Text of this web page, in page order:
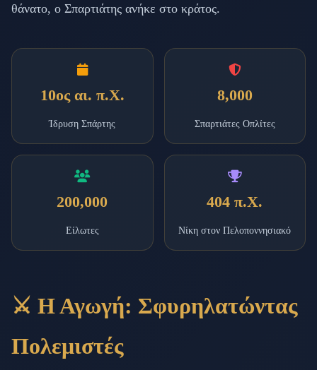
θάνατο, ο Σπαρτιάτης ανήκε στο κράτος.
10ος αι. π.Χ.
Ίδρυση Σπάρτης
8,000
Σπαρτιάτες Οπλίτες
200,000
Είλωτες
404 π.Χ.
Νίκη στον Πελοποννησιακό
⚔️ Η Αγωγή: Σφυρηλατώντας
Πολεμιστές